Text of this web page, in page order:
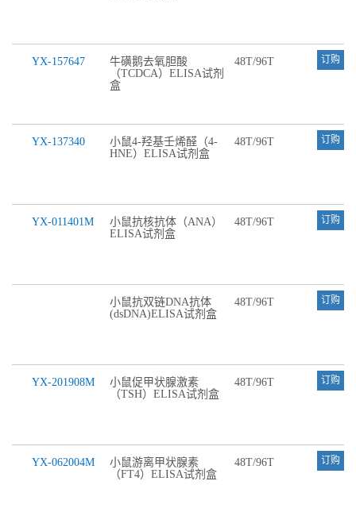
YX-157647
牛磺鹅去氧胆酸
（TCDCA）ELISA试剂
盒
48T/96T 订购
YX-137340
小鼠4-羟基壬烯醛（4-
HNE）ELISA试剂盒
48T/96T 订购
YX-011401M
小鼠抗核抗体（ANA）
ELISA试剂盒
48T/96T 订购
小鼠抗双链DNA抗体
(dsDNA)ELISA试剂盒
48T/96T 订购
YX-201908M
小鼠促甲状腺激素
（TSH）ELISA试剂盒
48T/96T 订购
YX-062004M
小鼠游离甲状腺素
（FT4）ELISA试剂盒
48T/96T 订购